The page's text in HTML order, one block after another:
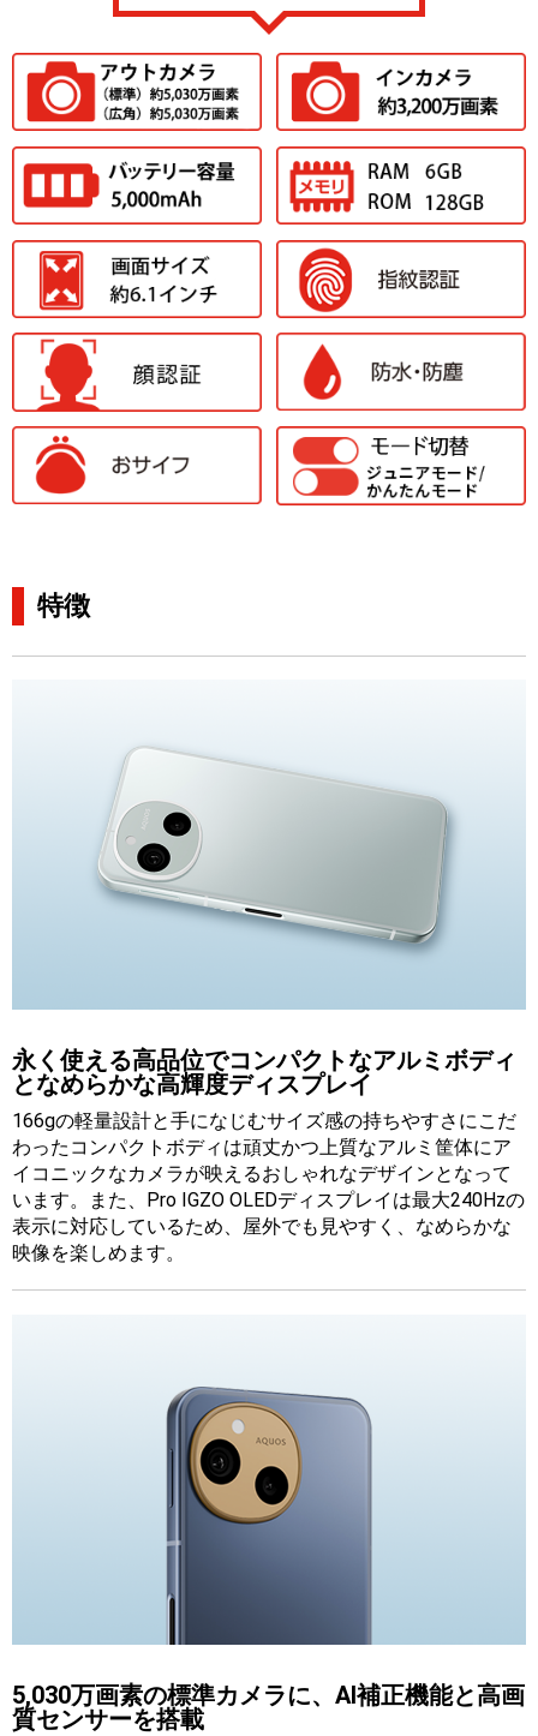
特徴
永く使える高品位でコンパクトなアルミボディ
となめらかな高輝度ディスプレイ
166gの軽量設計と手になじむサイズ感の持ちやすさにこだ
わったコンパクトボディは頑丈かつ上質なアルミ筐体にア
イコニックなカメラが映えるおしゃれなデザインとなって
います。また、Pro IGZO OLEDディスプレイは最大240Hzの
表示に対応しているため、屋外でも見やすく、なめらかな
映像を楽しめます。
5,030万画素の標準カメラに、AI補正機能と高画
質センサーを搭載